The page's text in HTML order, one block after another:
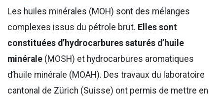
Les huiles minérales (MOH) sont des mélanges
complexes issus du pétrole brut. Elles sont
constituées d’hydrocarbures saturés d’huile
minérale (MOSH) et hydrocarbures aromatiques
d’huile minérale (MOAH). Des travaux du laboratoire
cantonal de Zürich (Suisse) ont permis de mettre en